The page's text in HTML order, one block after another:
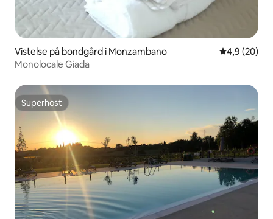
Vistelse på bondgård i Monzambano 4,9 av 5 i
4,9 (20)
Monolocale Giada
Superhost
Superhost